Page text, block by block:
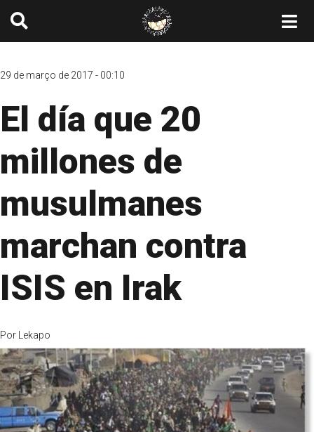
29 de março de 2017 - 00:10
El día que 20
millones de
musulmanes
marchan contra
ISIS en Irak
Por Lekapo